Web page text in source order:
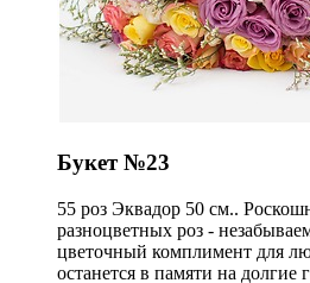
Букет №23
55 роз Эквадор 50 см..
разноцветных роз -
цветочный комплимент для
останется в памяти на долгие